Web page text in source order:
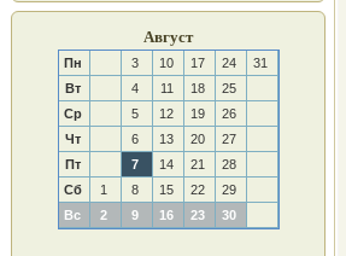
Август
Пн 3 10 17 24
31
Вт
4 11 18
25
Ср
5 12 19
26
Чт
6 13 20
27
Пт
7 14 21
28
Сб
1 8 15 22
29
Вс
2 9 16 23 30